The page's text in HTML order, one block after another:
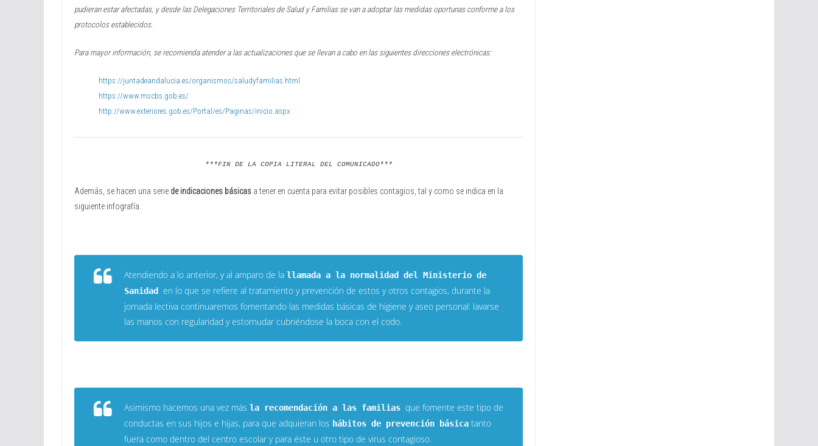
pudieran estarafectadas, y desde las Delegaciones Territoriales de Salud y Familias se van a adoptar las medidas oportunas conforme a los
protocolos establecidos.
Para mayor información, se recomienda atender a las actualizaciones que se llevan a cabo en las siguientes direcciones electrónicas:
https://juntadeandalucia.es/organismos/saludyfamilias.html
https://www.mscbs.gob.es/
http://www.exteriores.gob.es/Portal/es/Paginas/inicio.aspx
***FIN DE LA COPIA LITERAL DEL COMUNICADO***
Además, se hacen una serie de indicaciones básicas a tener en cuenta para evitar posibles contagios, tal y como se indica en la
siguiente infografía.
Atendiendo a lo anterior, y al amparo de la llamada a la normalidad del Ministerio de
Sanidad en lo que se refiere al tratamiento y prevención de estos y otros contagios, durante la
jornada lectiva continuaremos fomentando las medidas básicas de higiene y aseo personal: lavarse
las manos con regularidad y estornudar cubriéndose la boca con el codo.
Asimismo hacemos una vez más la recomendación a las familias que fomente este tipo de
conductas en sus hijos e hijas, para que adquieran los hábitos de prevención básica tanto
fuera como dentro del centro escolar y para éste u otro tipo de virus contagioso.